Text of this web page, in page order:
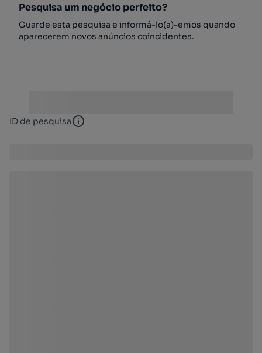
Pesquisa um negócio perfeito?
Guarde esta pesquisa e informá-lo(a)-emos quando
aparecerem novos anúncios coincidentes.
ID de pesquisa ID de pesquisa